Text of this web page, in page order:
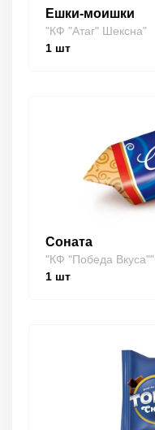
Ешки-моишки
"КФ "Атаг" Шексна"
1 шт
Соната
"КФ "Победа Вкуса""
1 шт